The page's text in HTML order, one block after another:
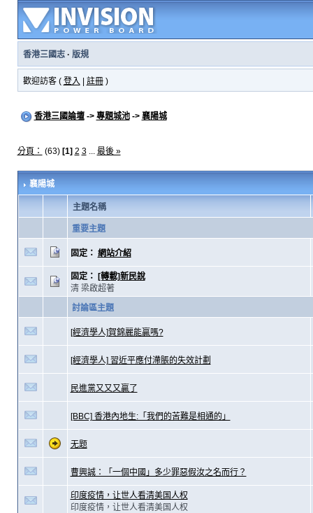
香港三國志· 版規
歡迎訪客 ( 登入 註冊)
香港三國論壇-> 專題城池-> 襄陽城
分頁： (63) [1] 2 3... 最後 »
襄陽城
主題名稱
重要主題
固定： 網站介紹
固定：
[轉載]新民說
清 梁啟超著
討論區主題
[經濟學人]賀錦麗能贏嗎?
[經濟學人] 習近平應付滯脹的失效計劃
民進黨又又又贏了
[BBC] 香港內地生:「我們的苦難是相通的」
无题
曹興誠：「一個中國」多少罪惡假汝之名而行？
印度疫情，让世人看清美国人权
印度疫情，让世人看清美国人权